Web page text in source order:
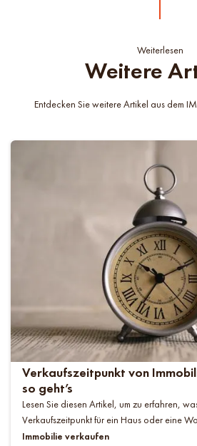
Weiterlesen
Weitere
Entdecken Sie weitere Artikel aus dem
Verkaufszeitpunkt von
so geht’s
Lesen Sie diesen Artikel, um zu erfahren,
Verkaufszeitpunkt für ein Haus oder eine
Immobilie verkaufen